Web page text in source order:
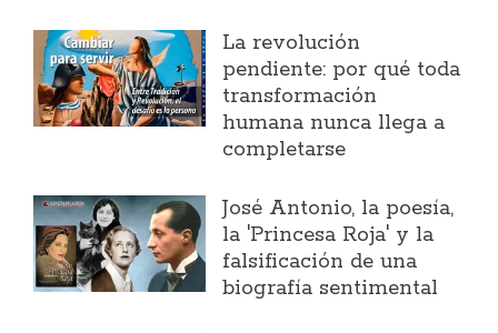
La revolución
pendiente: por qué toda
transformación
humana nunca llega a
completarse
José Antonio, la poesía,
la 'Princesa Roja' y la
falsificación de una
biografía sentimental